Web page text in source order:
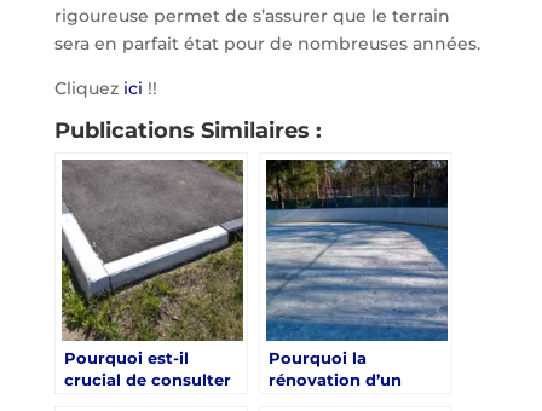
rigoureuse permet de s’assurer que le terrain
sera en parfait état pour de nombreuses années.
Cliquez ici !!
Publications Similaires :
Pourquoi est-il
crucial de consulter
Pourquoi la
rénovation d’un